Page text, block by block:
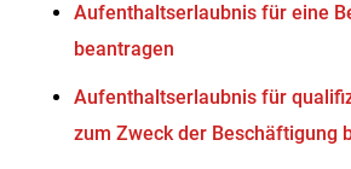
Aufenthaltserlaubnis für eine
beantragen
Aufenthaltserlaubnis für
zum Zweck der Beschäftigung